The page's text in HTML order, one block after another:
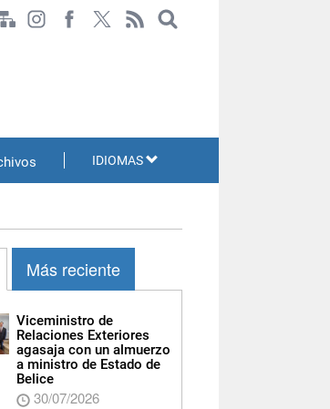
IDIOMAS
Más reciente
Viceministro de
Relaciones Exteriores
agasaja con un almuerzo
a ministro de Estado de
Belice
30/07/2026